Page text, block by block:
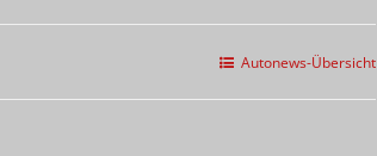
Autonews-Übersicht